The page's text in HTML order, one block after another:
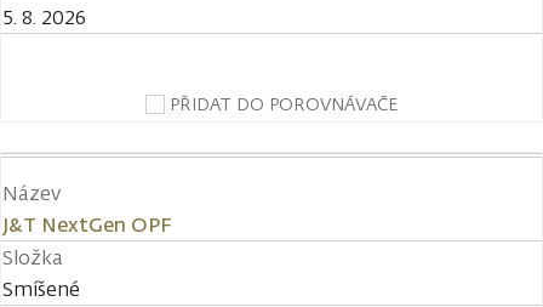
5. 8. 2026
PŘIDAT DO POROVNÁVAČE
Název
J&T NextGen OPF
Složka
Smíšené